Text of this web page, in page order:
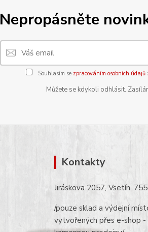
Nepropásněte
Souhlasím se zpracováním osobních údajů
Můžete se kdykoli odhlásit.
Kontakty
Jiráskova 2057, Vsetín,
/pouze sklad a výdejní
vytvořených přes e-shop -